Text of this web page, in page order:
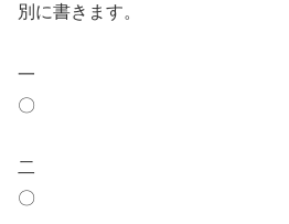
別に書きます。
一
〇
二
〇